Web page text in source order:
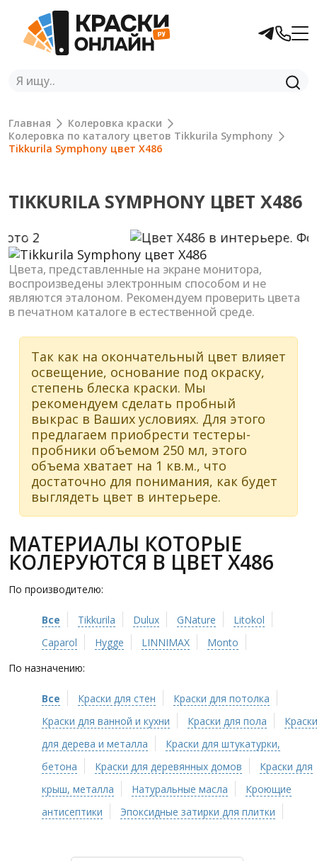
Главная
Колеровка краски
Колеровка по каталогу цветов Tikkurila Symphony
Tikkurila Symphony цвет X486
TIKKURILA SYMPHONY ЦВЕТ X486
Previous Next
Цвета, представленные на экране монитора,
воспроизведены электронным способом и не
являются эталоном. Рекомендуем проверить цвета
в печатном каталоге в естественной среде.
Так как на окончательный цвет влияет
освещение, основание под окраску,
степень блеска краски. Мы
рекомендуем сделать пробный
выкрас в Ваших условиях. Для этого
предлагаем приобрести тестеры-
пробники объемом 250 мл, этого
объема хватает на 1 кв.м., что
достаточно для понимания, как будет
выглядеть цвет в интерьере.
МАТЕРИАЛЫ КОТОРЫЕ
КОЛЕРУЮТСЯ В ЦВЕТ X486
По производителю:
Все Tikkurila Dulux GNature
Litokol
Caparol
Hygge LINNIMAX
Monto
По назначению:
Все Краски для стен
Краски для потолка
Краски для ванной и кухни
Краски для пола
Краски
для дерева и металла
Краски для штукатурки,
бетона
Краски для деревянных домов
Краски для
крыш, металла
Натуральные масла
Кроющие
антисептики
Эпоксидные затирки для плитки